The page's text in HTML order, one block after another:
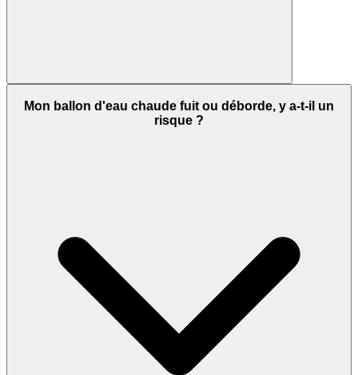
Mon ballon d'eau chaude fuit ou déborde, y a-t-il un
risque ?